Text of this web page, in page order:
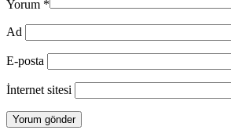
Yorum *
Ad
E-posta
İnternet sitesi